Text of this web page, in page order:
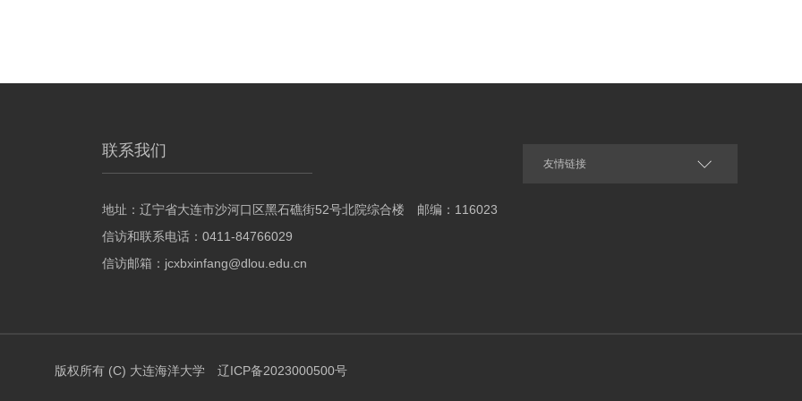
联系我们
地址：辽宁省大连市沙河口区黑石礁街52号北院综合楼 邮编：116023
信访和联系电话：0411-84766029
信访邮箱：jcxbxinfang@dlou.edu.cn
友情链接
版权所有 (C) 大连海洋大学 辽ICP备2023000500号